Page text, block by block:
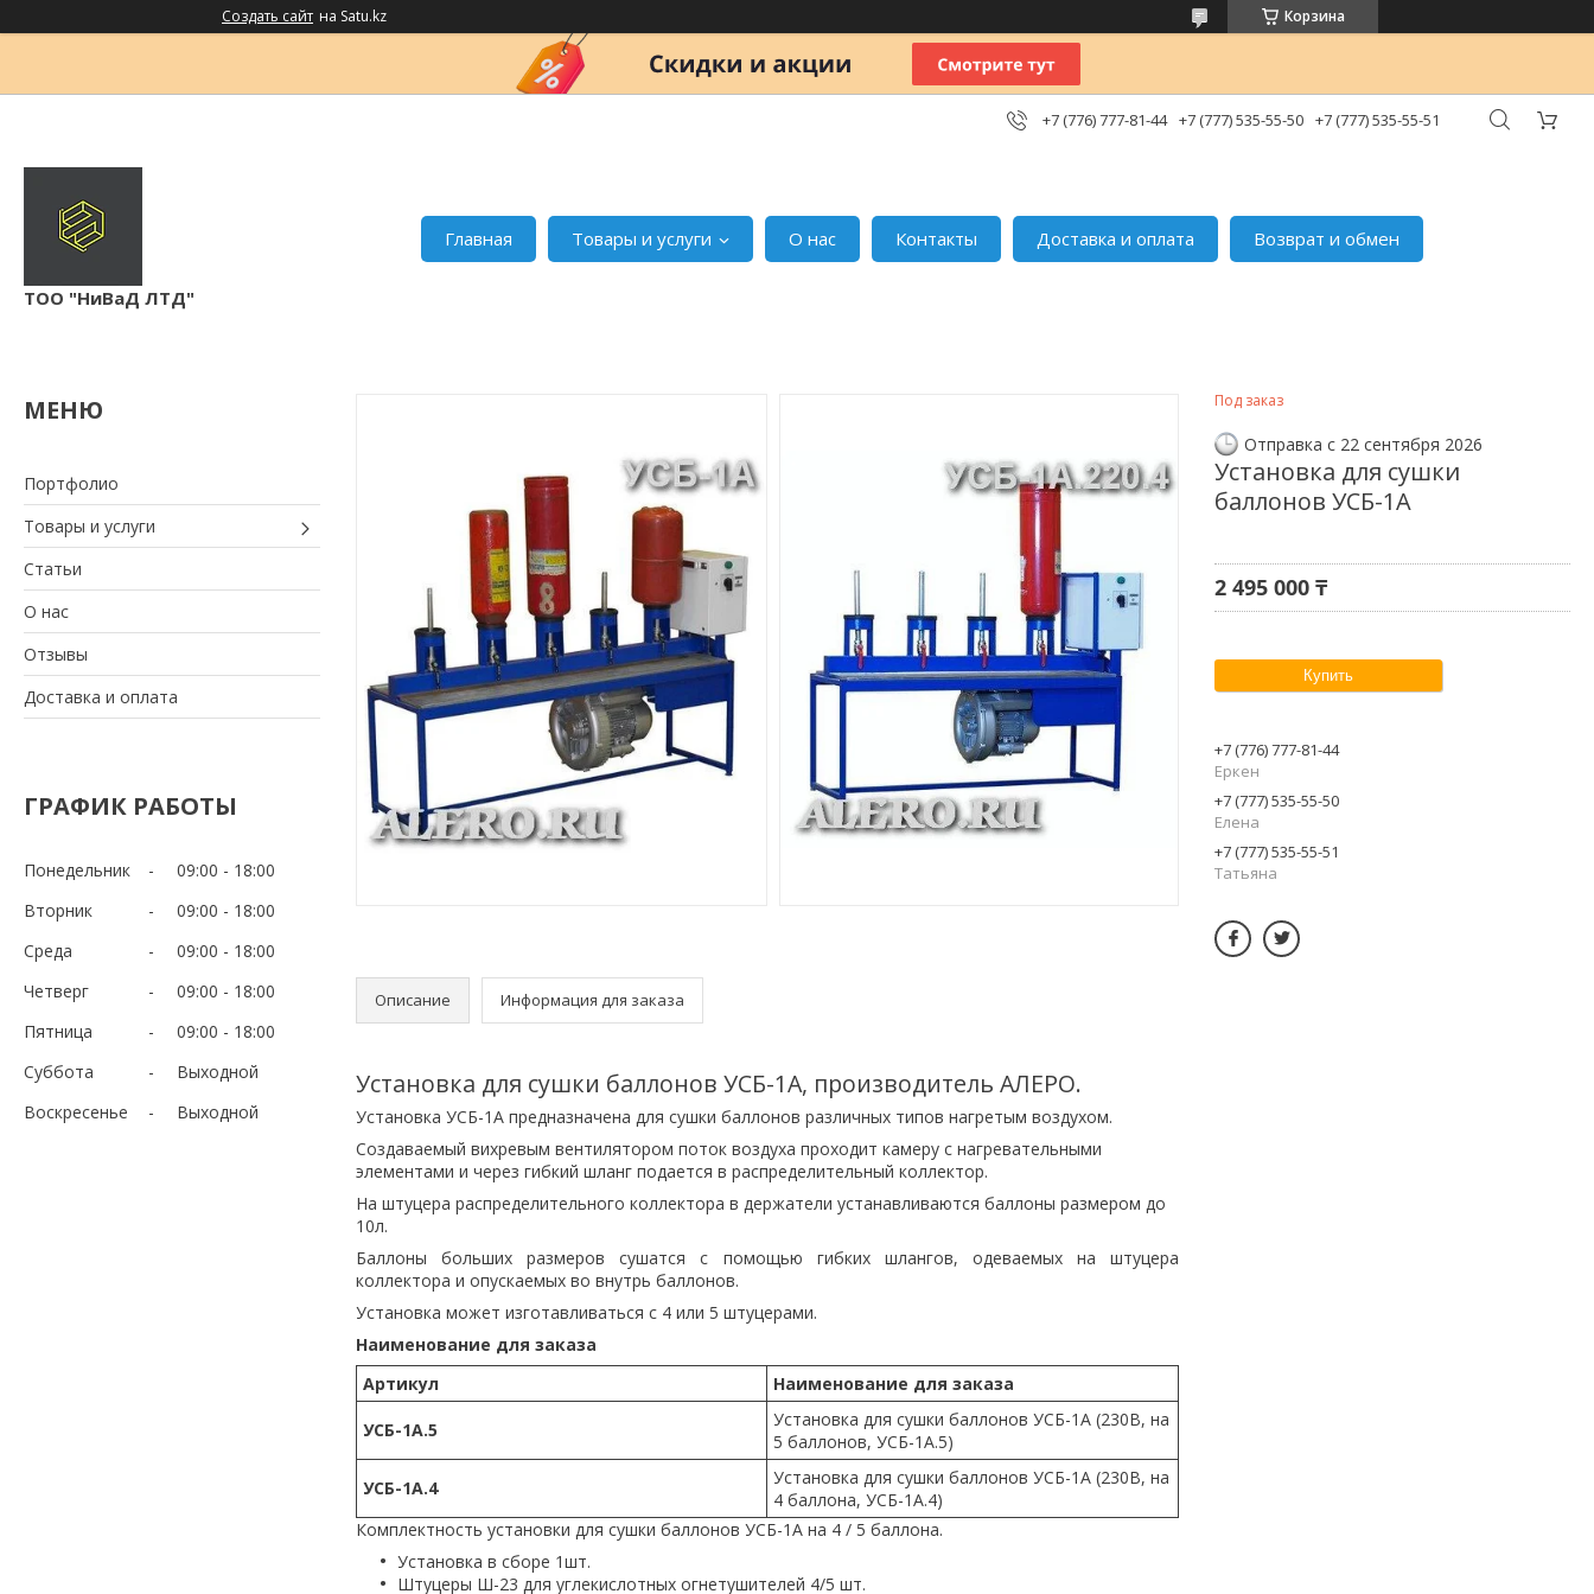
Создать сайт на Satu.kz Корзина
+7 (776) 777-81-44 +7 (777) 535-55-50 +7 (777) 535-55-51
ТОО "НиВаД ЛТД"
Главная Товары и услуги О нас Контакты Доставка и оплата Возврат и обмен
Портфолио
Товары и услуги
Статьи
О нас
Отзывы
Доставка и оплата
ГРАФИК РАБОТЫ
Понедельник 09:00
18:00
Вторник
09:00
18:00
Среда
09:00
18:00
Четверг
09:00
18:00
Пятница
09:00
18:00
Суббота
Выходной
Воскресенье
Выходной
Описание Информация для заказа
Установка для сушки баллонов УСБ-1А, производитель АЛЕРО.
Установка УСБ-1А предназначена для сушки баллонов различных типов нагретым воздухом.
Создаваемый вихревым вентилятором поток воздуха проходит камеру с нагревательными
элементами и через гибкий шланг подается в распределительный коллектор.
На штуцера распределительного коллектора в держатели устанавливаются баллоны размером до
10л.
Баллоны больших размеров сушатся с помощью гибких шлангов, одеваемых на штуцера
коллектора и опускаемых во внутрь баллонов.
Установка может изготавливаться с 4 или 5 штуцерами.
Наименование для заказа
Артикул
Наименование для заказа
УСБ-1А.5
Установка для сушки баллонов УСБ-1А (230В, на
5 баллонов, УСБ-1А.5)
УСБ-1А.4
Установка для сушки баллонов УСБ-1А (230В, на
4 баллона, УСБ-1А.4)
Комплектность установки для сушки баллонов УСБ-1А на 4 / 5 баллона.
Установка в сборе 1шт.
Штуцеры Ш-23 для углекислотных огнетушителей 4/5 шт.
Под заказ
Отправка с 22 сентября 2026
Установка для сушки
баллонов УСБ-1А
2 495 000 ₸
Купить
+7 (776) 777-81-44
Еркен
+7 (777) 535-55-50
Елена
+7 (777) 535-55-51
Татьяна